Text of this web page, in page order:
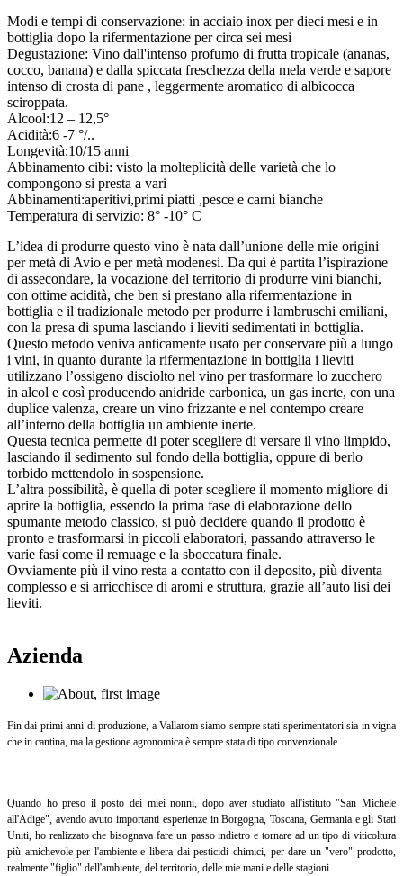
Modi e tempi di conservazione: in acciaio inox per dieci mesi e in
bottiglia dopo la rifermentazione per circa sei mesi
Degustazione: Vino dall'intenso profumo di frutta tropicale (ananas,
cocco, banana) e dalla spiccata freschezza della mela verde e sapore
intenso di crosta di pane , leggermente aromatico di albicocca
sciroppata.
Alcool:12 – 12,5°
Acidità:6 -7 °/..
Longevità:10/15 anni
Abbinamento cibi: visto la molteplicità delle varietà che lo
compongono si presta a vari
Abbinamenti:aperitivi,primi piatti ,pesce e carni bianche
Temperatura di servizio: 8° -10° C
L’idea di produrre questo vino è nata dall’unione delle mie origini
per metà di Avio e per metà modenesi. Da qui è partita l’ispirazione
di assecondare, la vocazione del territorio di produrre vini bianchi,
con ottime acidità, che ben si prestano alla rifermentazione in
bottiglia e il tradizionale metodo per produrre i lambruschi emiliani,
con la presa di spuma lasciando i lieviti sedimentati in bottiglia.
Questo metodo veniva anticamente usato per conservare più a lungo
i vini, in quanto durante la rifermentazione in bottiglia i lieviti
utilizzano l’ossigeno disciolto nel vino per trasformare lo zucchero
in alcol e così producendo anidride carbonica, un gas inerte, con una
duplice valenza, creare un vino frizzante e nel contempo creare
all’interno della bottiglia un ambiente inerte.
Questa tecnica permette di poter scegliere di versare il vino limpido,
lasciando il sedimento sul fondo della bottiglia, oppure di berlo
torbido mettendolo in sospensione.
L’altra possibilità, è quella di poter scegliere il momento migliore di
aprire la bottiglia, essendo la prima fase di elaborazione dello
spumante metodo classico, si può decidere quando il prodotto è
pronto e trasformarsi in piccoli elaboratori, passando attraverso le
varie fasi come il remuage e la sboccatura finale.
Ovviamente più il vino resta a contatto con il deposito, più diventa
complesso e si arricchisce di aromi e struttura, grazie all’auto lisi dei
lieviti.
Azienda
Fin dai primi anni di produzione, a Vallarom siamo sempre stati sperimentatori sia in vigna
che in cantina, ma la gestione agronomica è sempre stata di tipo convenzionale.
Quando ho preso il posto dei miei nonni, dopo aver studiato all'istituto "San Michele
all'Adige", avendo avuto importanti esperienze in Borgogna, Toscana, Germania e gli Stati
Uniti, ho realizzato che bisognava fare un passo indietro e tornare ad un tipo di viticoltura
più amichevole per l'ambiente e libera dai pesticidi chimici, per dare un "vero" prodotto,
realmente "figlio" dell'ambiente, del territorio, delle mie mani e delle stagioni.